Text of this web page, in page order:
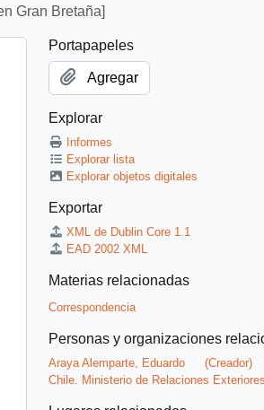
Gran Bretaña]
Portapapeles
Agregar
Explorar
Informes
Explorar lista
Explorar objetos digitales
Exportar
XML de Dublin Core 1.1
EAD 2002 XML
Materias relacionadas
Correspondencia
Personas y organizaciones
Araya Alemparte, Eduardo
(Creador)
Chile. Ministerio de Relaciones